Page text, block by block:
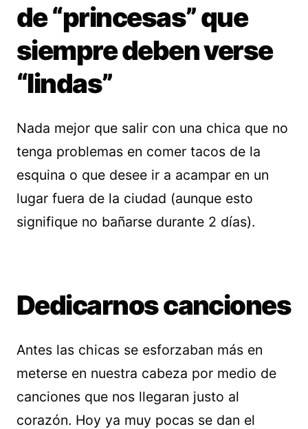
de “princesas” que
siempre deben verse
“lindas”
Nada mejor que salir con una chica que no
tenga problemas en comer tacos de la
esquina o que desee ir a acampar en un
lugar fuera de la ciudad (aunque esto
signifique no bañarse durante 2 días).
Dedicarnos canciones
Antes las chicas se esforzaban más en
meterse en nuestra cabeza por medio de
canciones que nos llegaran justo al
corazón. Hoy ya muy pocas se dan el